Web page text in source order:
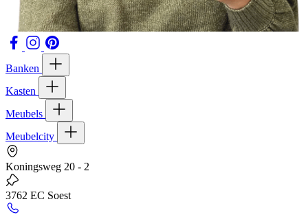
Banken
Kasten
Meubels
Meubelcity
Koningsweg 20 - 2
3762 EC Soest